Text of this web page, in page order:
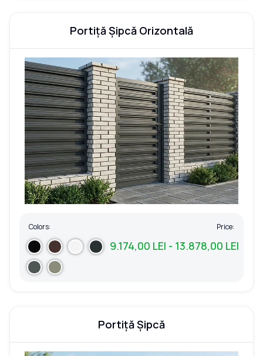
Portiță Șipcă Orizontală
Colors: Price:
9.174,00 LEI - 13.878,00 LEI
Portiță Șipcă